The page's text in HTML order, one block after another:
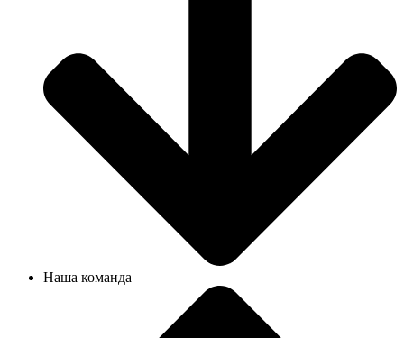
Наша команда